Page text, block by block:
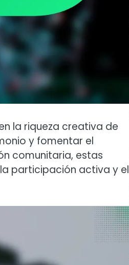
la riqueza creativa de
y fomentar el
comunitaria, estas
participación activa y el